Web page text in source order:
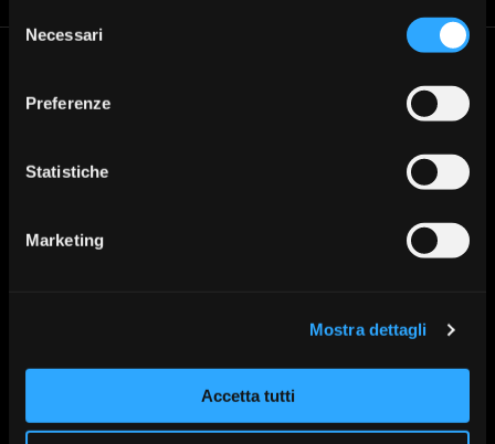
delNecessari
Preferenze
Statistiche
Marketing
Mostra dettagli
Accetta tutti
Sede legale: Vestone (Bs)
Tel:+030 3723.1
Partita Iva 00549950988
privati
imprese
Cerca la filiale di Banca
Trova la tua filiale
MiFID e Finanza